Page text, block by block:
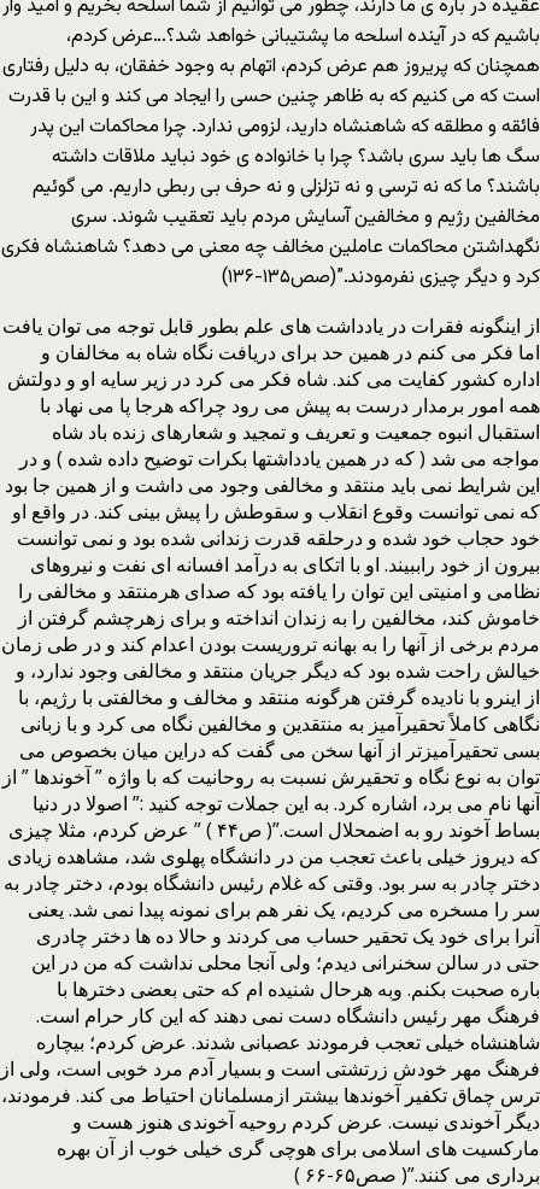
عقیده در باره ی ما دارند، چطور می توانیم از شما اسلحه بخریم و امید وار
باشیم که در آینده اسلحه ما پشتیبانی خواهد شد؟…عرض کردم،
همچنان که پریروز هم عرض کردم، اتهام به وجود خفقان، به دلیل رفتاری
است که می کنیم که به ظاهر چنین حسی را ایجاد می کند و این با قدرت
فائقه و مطلقه که شاهنشاه دارید، لزومی ندارد. چرا محاکمات این پدر
سگ ها باید سری باشد؟ چرا با خانواده ی خود نباید ملاقات داشته
باشند؟ ما که نه ترسی و نه تزلزلی و نه حرف بی ربطی داریم. می گوئیم
مخالفین رژیم و مخالفین آسایش مردم باید تعقیب شوند. سری
نگهداشتن محاکمات عاملین مخالف چه معنی می دهد؟ شاهنشاه فکری
کرد و دیگر چیزی نفرمودند.”(صص۱۳۵-۱۳۶)
از اینگونه فقرات در یادداشت های علم بطور قابل توجه می توان یافت
اما فکر می کنم در همین حد برای دریافت نگاه شاه به مخالفان و
اداره کشور کفایت می کند. شاه فکر می کرد در زیر سایه او و دولتش
همه امور برمدار درست به پیش می رود چراکه هرجا پا می نهاد با
استقبال انبوه جمعیت و تعریف و تمجید و شعارهای زنده باد شاه
مواجه می شد ( که در همین یادداشتها بکرات توضیح داده شده ) و در
این شرایط نمی باید منتقد و مخالفی وجود می داشت و از همین جا بود
که نمی توانست وقوع انقلاب و سقوطش را پیش بینی کند. در واقع او
خود حجاب خود شده و درحلقه قدرت زندانی شده بود و نمی توانست
بیرون از خود راببیند. او با اتکای به درآمد افسانه ای نفت و نیروهای
نظامی و امنیتی این توان را یافته بود که صدای هرمنتقد و مخالفی را
خاموش کند، مخالفین را به زندان انداخته و برای زهرچشم گرفتن از
مردم برخی از آنها را به بهانه تروریست بودن اعدام کند و در طی زمان
خیالش راحت شده بود که دیگر جریان منتقد و مخالفی وجود ندارد، و
از اینرو با نادیده گرفتن هرگونه منتقد و مخالف و مخالفتی با رژیم، با
نگاهی کاملاً تحقیرآمیز به منتقدین و مخالفین نگاه می کرد و با زبانی
بسی تحقیرآمیزتر از آنها سخن می گفت که دراین میان بخصوص می
توان به نوع نگاه و تحقیرش نسبت به روحانیت که با واژه ” آخوندها ” از
آنها نام می برد، اشاره کرد. به این جملات توجه کنید :” اصولا در دنیا
بساط آخوند رو به اضمحلال است.”( ص۴۴ ) ” عرض کردم، مثلا چیزی
که دیروز خیلی باعث تعجب من در دانشگاه پهلوی شد، مشاهده زیادی
دختر چادر به سر بود. وقتی که غلام رئیس دانشگاه بودم، دختر چادر به
سر را مسخره می کردیم، یک نفر هم برای نمونه پیدا نمی شد. یعنی
آنرا برای خود یک تحقیر حساب می کردند و حالا ده ها دختر چادری
حتی در سالن سخنرانی دیدم؛ ولی آنجا محلی نداشت که من در این
باره صحبت بکنم. وبه هرحال شنیده ام که حتی بعضی دخترها با
فرهنگ مهر رئیس دانشگاه دست نمی دهند که این کار حرام است.
شاهنشاه خیلی تعجب فرمودند عصبانی شدند. عرض کردم؛ بیچاره
فرهنگ مهر خودش زرتشتی است و بسیار آدم مرد خوبی است، ولی از
ترس چماق تکفیر آخوندها بیشتر ازمسلمانان احتیاط می کند. فرمودند،
دیگر آخوندی نیست. عرض کردم روحیه آخوندی هنوز هست و
مارکسیت های اسلامی برای هوچی گری خیلی خوب از آن بهره
برداری می کنند.”( صص۶۵-۶۶ )